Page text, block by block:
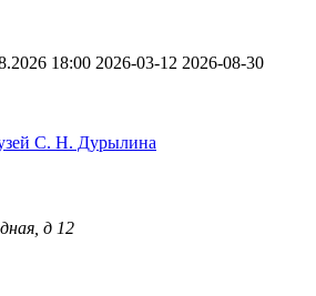
18:00 2026-03-12 2026-08-30
С. Н. Дурылина
д 12